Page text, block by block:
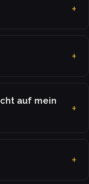
auf mein